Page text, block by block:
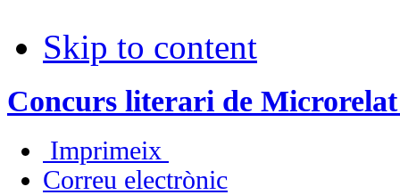
Skip to content
Concurs literari de
Imprimeix
Correu electrònic